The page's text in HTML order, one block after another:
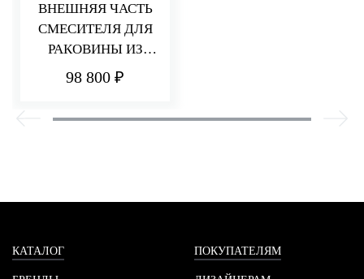
ВНЕШНЯЯ ЧАСТЬ
СМЕСИТЕЛЯ ДЛЯ
РАКОВИНЫ ИЗ
СТЕНЫ 220 ММ Q30
98 800 ₽
КАТАЛОГ ПОКУПАТЕЛЯМ